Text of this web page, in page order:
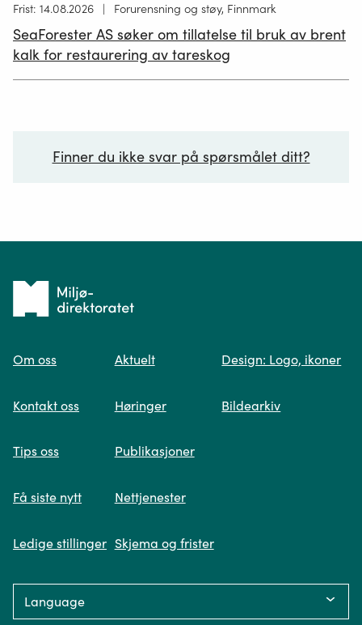
Høring
19.06.2026
Frist: 14.08.2026 Forurensning og støy, Finnmark
SeaForester AS søker om tillatelse til bruk av brent
kalk for restaurering av tareskog
Finner du ikke svar på spørsmålet ditt?
Spør oss
søk og viser deg vår mest relevante
Fikk du ikke svar på spørsmålet ditt?
Trykk på knappen under og fyll inn
Tilbake
forsiden
Om oss
Kontakt oss
Tips oss
Få siste nytt
Ledige stillinger
Aktuelt
Høringer
Publikasjoner
Nettjenester
Skjema og frister
Design: Logo, ikoner
Bildearkiv